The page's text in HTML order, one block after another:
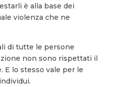
è alla base dei
violenza che ne
di tutte le persone
non sono rispettati il
lo stesso vale per le